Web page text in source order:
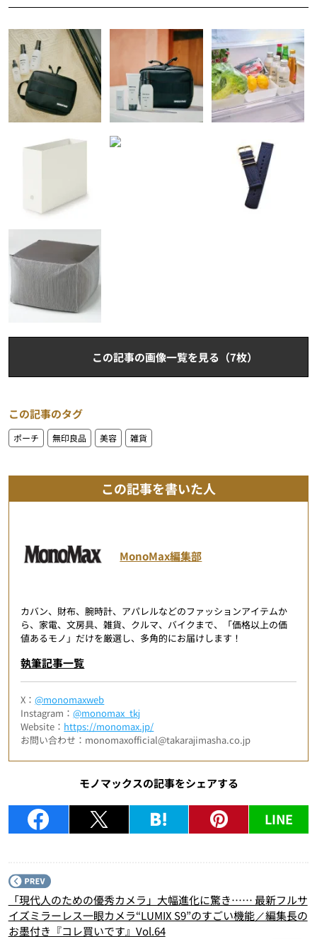
この記事の画像一覧を見る（7枚）
この記事のタグ
ポーチ 無印良品 美容 雑貨
この記事を書いた人
MonoMax編集部
カバン、財布、腕時計、アパレルなどのファッションアイテムか
ら、家電、文房具、雑貨、クルマ、バイクまで、「価格以上の価
値あるモノ」だけを厳選し、多角的にお届けします！
執筆記事一覧
X：@monomaxweb
Instagram：@monomax_tkj
Website： https://monomax.jp/
お問い合わせ：monomaxofficial@takarajimasha.co.jp
モノマックスの記事をシェアする
LINE
「現代人のための優秀カメラ」大幅進化に驚き…… 最新フルサ
イズミラーレス一眼カメラ“LUMIX S9”のすごい機能／編集長の
お墨付き『コレ買いです』Vol.64